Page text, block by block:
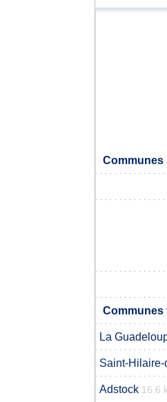
Communes
Communes
La
Saint-Hilaire-
Adstock 16.6